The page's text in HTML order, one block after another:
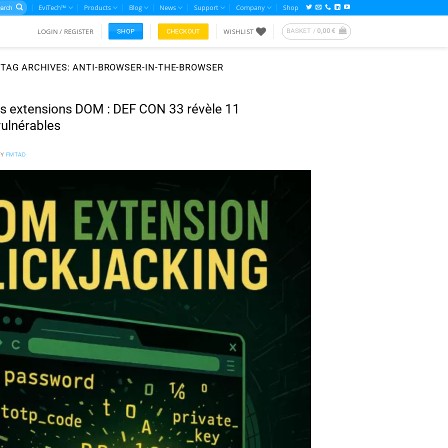
EviTech™ Products Blog News Support Company Shop
LOGIN / REGISTER SHOP CHECKOUT WISHLIST BASKET / 0,00€
TAG ARCHIVES:ANTI-BROWSER-IN-THE-BROWSER
extensions DOM : DEF CON 33 révèle 11
FMTAD